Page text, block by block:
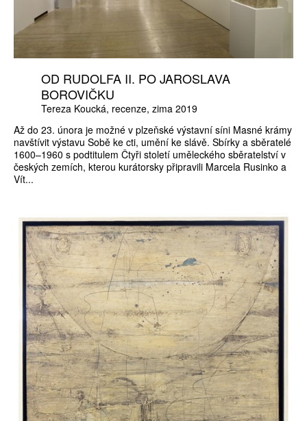
OD RUDOLFA II. PO JAROSLAVA
BOROVIČKU
Tereza Koucká recenze zima 2019
Až do 23. února je možné v plzeňské výstavní síni Masné krámy
navštívit výstavu Sobě ke cti, umění ke slávě. Sbírky a sběratelé
1600–1960 s podtitulem Čtyři století uměleckého sběratelství v
českých zemích, kterou kurátorsky připravili Marcela Rusinko a
Vít...